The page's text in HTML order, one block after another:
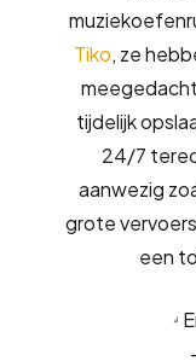
Tiko, ze
tijdelijk
24/7
aanwezig
grote
een